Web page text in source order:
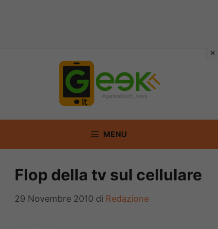
MENU
Flop della tv sul cellulare
29 Novembre 2010 di Redazione